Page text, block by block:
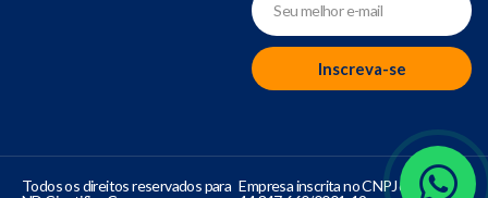
Inscreva-se
Todos os direitos reservados para Empresa inscrita no CNPJ de número